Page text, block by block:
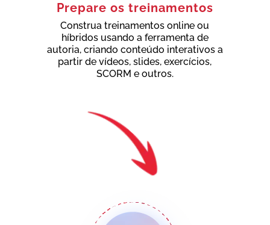
Prepare os treinamentos
Construa treinamentos online ou
híbridos usando a ferramenta de
autoria, criando conteúdo interativos a
partir de vídeos, slides, exercícios,
SCORM e outros.